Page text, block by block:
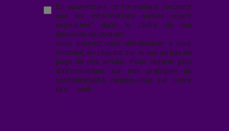
En soumettant ce formulaire, j’accepte
que les informations saisies soient
exploitées* dans le cadre de ma
demande de contact.
Vous pouvez vous désabonner à tout
moment en cliquant sur le lien en bas de
page de nos emails. Pour obtenir plus
d'informations sur nos pratiques de
confidentialité, rendez-vous sur notre
site web